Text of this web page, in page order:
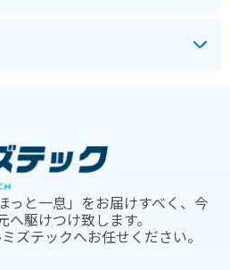
っと一息」をお届けすべく、今
へ駆けつけ致します。
ズテックへお任せください。